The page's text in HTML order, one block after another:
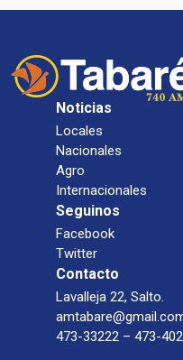
Noticias
Locales
Nacionales
Agro
Internacionales
Seguinos
Facebook
Twitter
Contacto
Lavalleja 22, Salto.
473-33222 – 473-